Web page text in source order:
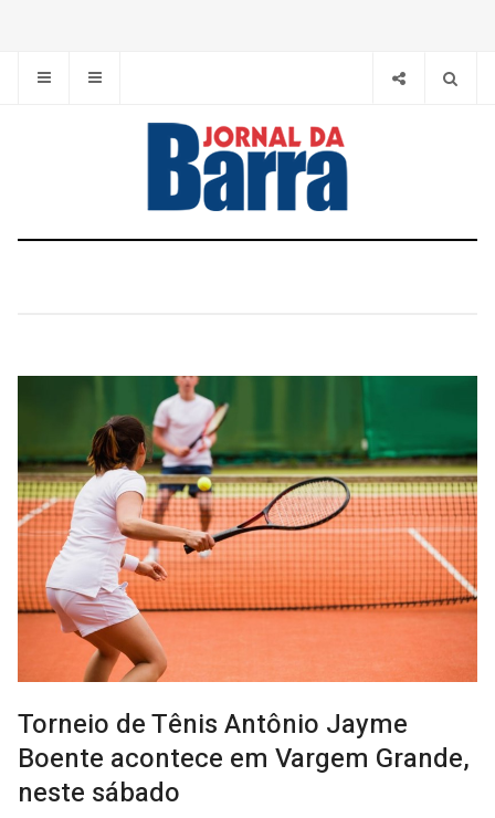
Torneio de Tênis Antônio Jayme
Boente acontece em Vargem Grande,
neste sábado